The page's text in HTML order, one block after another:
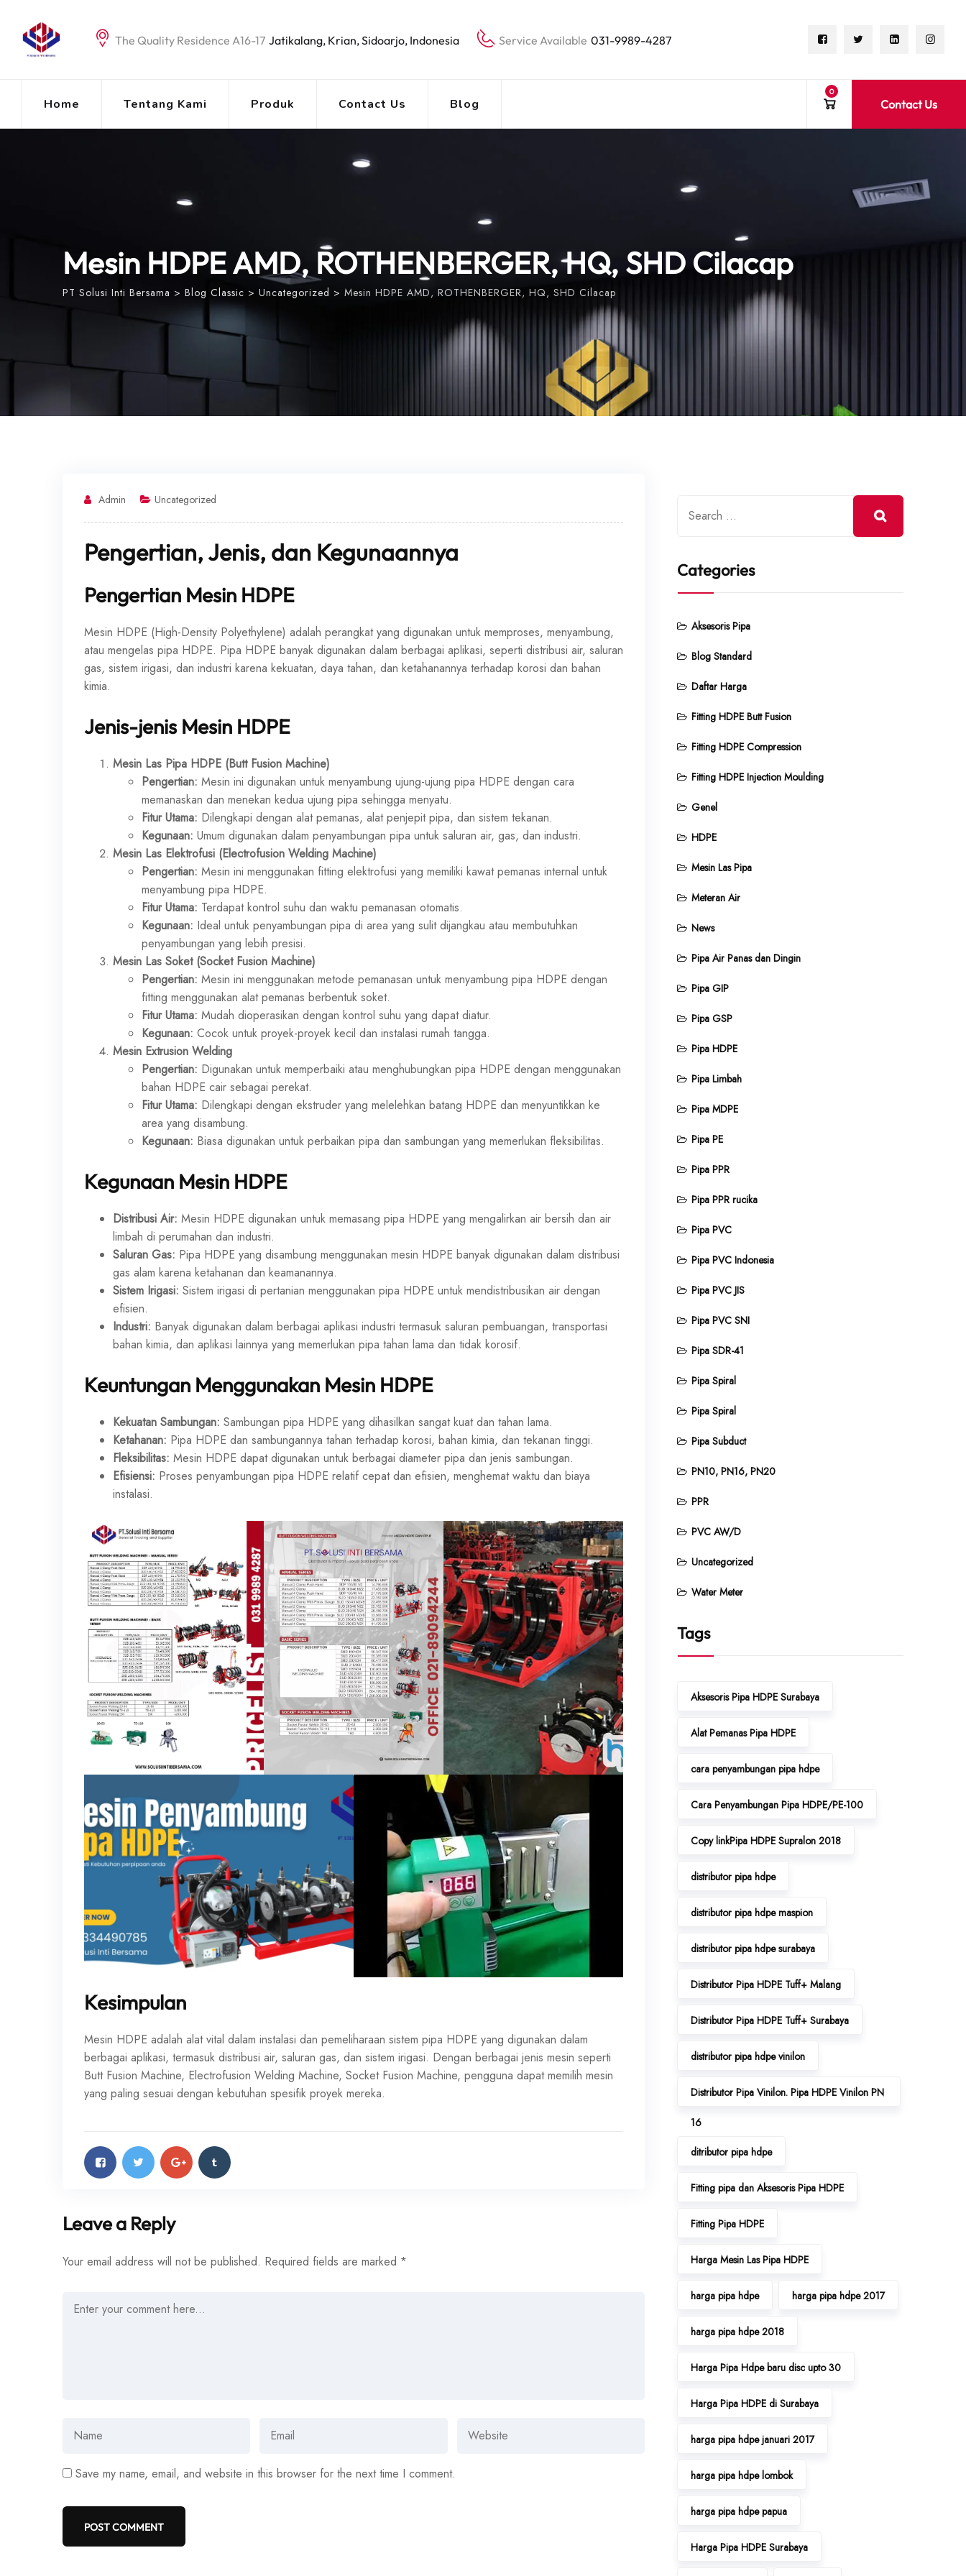
content
The Quality Residence A16-17 Jatikalang, Krian, Sidoarjo, Indonesia Service Available 031-9989-4287
Home Tentang Kami Produk Contact Us Blog
0
Contact Us
Mesin HDPE AMD, ROTHENBERGER, HQ, SHD Cilacap
PT Solusi Inti Bersama > Blog Classic > Uncategorized > Mesin HDPE AMD, ROTHENBERGER, HQ, SHD Cilacap
Admin Uncategorized
Pengertian, Jenis, dan Kegunaannya
Pengertian Mesin HDPE
Mesin HDPE (High-Density Polyethylene) adalah perangkat yang digunakan untuk memproses, menyambung,
atau mengelas pipa HDPE. Pipa HDPE banyak digunakan dalam berbagai aplikasi, seperti distribusi air, saluran
gas, sistem irigasi, dan industri karena kekuatan, daya tahan, dan ketahanannya terhadap korosi dan bahan
kimia.
Jenis-jenis Mesin HDPE
Mesin Las Pipa HDPE (Butt Fusion Machine)
Pengertian: Mesin ini digunakan untuk menyambung ujung-ujung pipa HDPE dengan cara
memanaskan dan menekan kedua ujung pipa sehingga menyatu.
Fitur Utama: Dilengkapi dengan alat pemanas, alat penjepit pipa, dan sistem tekanan.
Kegunaan: Umum digunakan dalam penyambungan pipa untuk saluran air, gas, dan industri.
Mesin Las Elektrofusi (Electrofusion Welding Machine)
Pengertian: Mesin ini menggunakan fitting elektrofusi yang memiliki kawat pemanas internal untuk
menyambung pipa HDPE.
Fitur Utama: Terdapat kontrol suhu dan waktu pemanasan otomatis.
Kegunaan: Ideal untuk penyambungan pipa di area yang sulit dijangkau atau membutuhkan
penyambungan yang lebih presisi.
Mesin Las Soket (Socket Fusion Machine)
Pengertian: Mesin ini menggunakan metode pemanasan untuk menyambung pipa HDPE dengan
fitting menggunakan alat pemanas berbentuk soket.
Fitur Utama: Mudah dioperasikan dengan kontrol suhu yang dapat diatur.
Kegunaan: Cocok untuk proyek-proyek kecil dan instalasi rumah tangga.
Mesin Extrusion Welding
Pengertian: Digunakan untuk memperbaiki atau menghubungkan pipa HDPE dengan menggunakan
bahan HDPE cair sebagai perekat.
Fitur Utama: Dilengkapi dengan ekstruder yang melelehkan batang HDPE dan menyuntikkan ke
area yang disambung.
Kegunaan: Biasa digunakan untuk perbaikan pipa dan sambungan yang memerlukan fleksibilitas.
Kegunaan Mesin HDPE
Distribusi Air: Mesin HDPE digunakan untuk memasang pipa HDPE yang mengalirkan air bersih dan air
limbah di perumahan dan industri.
Saluran Gas: Pipa HDPE yang disambung menggunakan mesin HDPE banyak digunakan dalam distribusi
gas alam karena ketahanan dan keamanannya.
Sistem Irigasi: Sistem irigasi di pertanian menggunakan pipa HDPE untuk mendistribusikan air dengan
efisien.
Industri: Banyak digunakan dalam berbagai aplikasi industri termasuk saluran pembuangan, transportasi
bahan kimia, dan aplikasi lainnya yang memerlukan pipa tahan lama dan tidak korosif.
Keuntungan Menggunakan Mesin HDPE
Kekuatan Sambungan: Sambungan pipa HDPE yang dihasilkan sangat kuat dan tahan lama.
Ketahanan: Pipa HDPE dan sambungannya tahan terhadap korosi, bahan kimia, dan tekanan tinggi.
Fleksibilitas: Mesin HDPE dapat digunakan untuk berbagai diameter pipa dan jenis sambungan.
Efisiensi: Proses penyambungan pipa HDPE relatif cepat dan efisien, menghemat waktu dan biaya
instalasi.
Kesimpulan
Mesin HDPE adalah alat vital dalam instalasi dan pemeliharaan sistem pipa HDPE yang digunakan dalam
berbagai aplikasi, termasuk distribusi air, saluran gas, dan sistem irigasi. Dengan berbagai jenis mesin seperti
Butt Fusion Machine, Electrofusion Welding Machine, Socket Fusion Machine, pengguna dapat memilih mesin
yang paling sesuai dengan kebutuhan spesifik proyek mereka.
Leave a Reply
Your email address will not be published. Required fields are marked *
Save my name, email, and website in this browser for the next time I comment.
Categories
Aksesoris Pipa
Blog Standard
Daftar Harga
Fitting HDPE Butt Fusion
Fitting HDPE Compression
Fitting HDPE Injection Moulding
Genel
HDPE
Mesin Las Pipa
Meteran Air
News
Pipa Air Panas dan Dingin
Pipa GIP
Pipa GSP
Pipa HDPE
Pipa Limbah
Pipa MDPE
Pipa PE
Pipa PPR
Pipa PPR rucika
Pipa PVC
Pipa PVC Indonesia
Pipa PVC JIS
Pipa PVC SNI
Pipa SDR-41
Pipa Spiral
Pipa Spiral
Pipa Subduct
PN10, PN16, PN20
PPR
PVC AW/D
Uncategorized
Water Meter
Tags
Aksesoris Pipa HDPE Surabaya
Alat Pemanas Pipa HDPE
cara penyambungan pipa hdpe
Cara Penyambungan Pipa HDPE/PE-100
Copy linkPipa HDPE Supralon 2018
distributor pipa hdpe
distributor pipa hdpe maspion
distributor pipa hdpe surabaya
Distributor Pipa HDPE Tuff+ Malang
Distributor Pipa HDPE Tuff+ Surabaya
distributor pipa hdpe vinilon
Distributor Pipa Vinilon. Pipa HDPE Vinilon PN
16
ditributor pipa hdpe
Fitting pipa dan Aksesoris Pipa HDPE
Fitting Pipa HDPE
Harga Mesin Las Pipa HDPE
harga pipa hdpe harga pipa hdpe 2017
harga pipa hdpe 2018
Harga Pipa Hdpe baru disc upto 30
Harga Pipa HDPE di Surabaya
harga pipa hdpe januari 2017
harga pipa hdpe lombok
harga pipa hdpe papua
Harga Pipa HDPE Surabaya